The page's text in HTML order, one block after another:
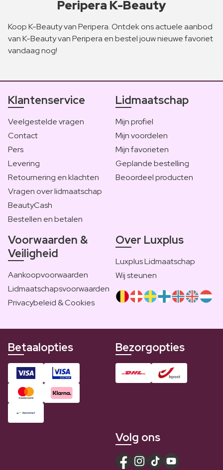
Peripera K-Beauty
Koop K-Beauty van Peripera. Ontdek ons actuele aanbod
van K-Beauty van Peripera en bestel jouw nieuwe favoriet
vandaag nog!
Klantenservice
Veelgestelde vragen
Contact
Pers
Levering
Retournering en klachten
Vragen over lidmaatschap
BeautyCash
Bestellen en betalen
Lidmaatschap
Mijn profiel
Mijn voordelen
Mijn favorieten
Geplande bestelling
Beoordeel producten
Voorwaarden &
Veiligheid
Aankoopvoorwaarden
Lidmaatschapsvoorwaarden
Privacybeleid & Cookies
Over Luxplus
Luxplus Lidmaatschap
Wij steunen
Betaalopties Bezorgopties
Volg ons